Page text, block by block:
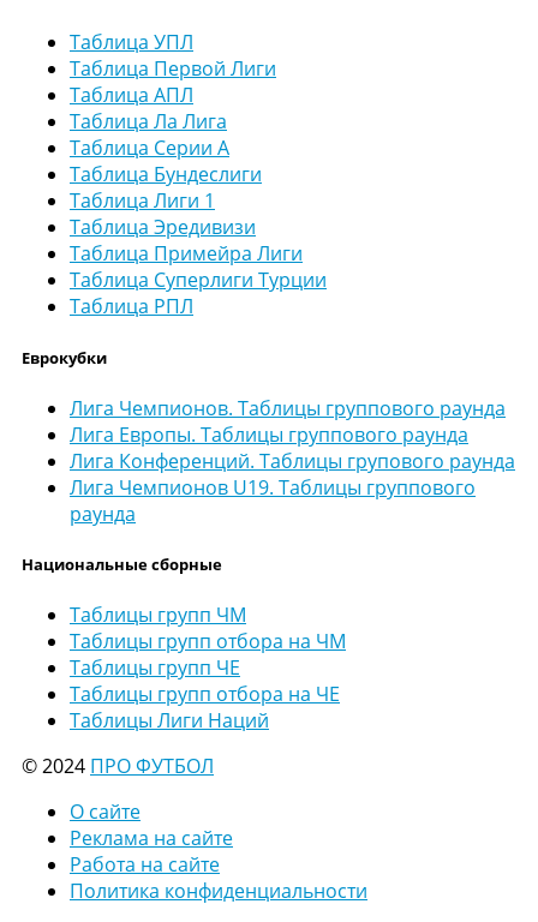
Таблица УПЛ
Таблица Первой Лиги
Таблица АПЛ
Таблица Ла Лига
Таблица Серии А
Таблица Бундеслиги
Таблица Лиги 1
Таблица Эредивизи
Таблица Примейра Лиги
Таблица Суперлиги Турции
Таблица РПЛ
Еврокубки
Лига Чемпионов. Таблицы группового раунда
Лига Европы. Таблицы группового раунда
Лига Конференций. Таблицы групового раунда
Лига Чемпионов U19. Таблицы группового
раунда
Национальные сборные
Таблицы групп ЧМ
Таблицы групп отбора на ЧМ
Таблицы групп ЧЕ
Таблицы групп отбора на ЧЕ
Таблицы Лиги Наций
© 2024 ПРО ФУТБОЛ
О сайте
Реклама на сайте
Работа на сайте
Политика конфиденциальности